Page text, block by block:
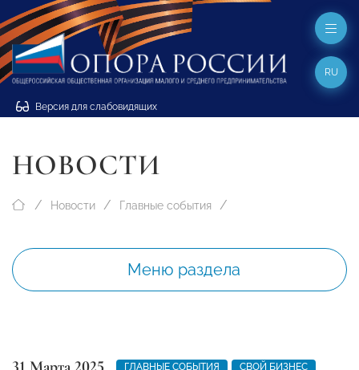
Версия для слабовидящих
RU
НОВОСТИ
Новости Главные события
Меню раздела
ГЛАВНЫЕ СОБЫТИЯ СВОЙ БИЗНЕС